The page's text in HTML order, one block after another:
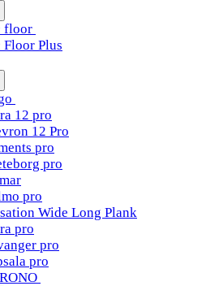
floor
Floor Plus
12 pro
12 Pro
pro
pro
pro
Wide Long Plank
pro
pro
pro